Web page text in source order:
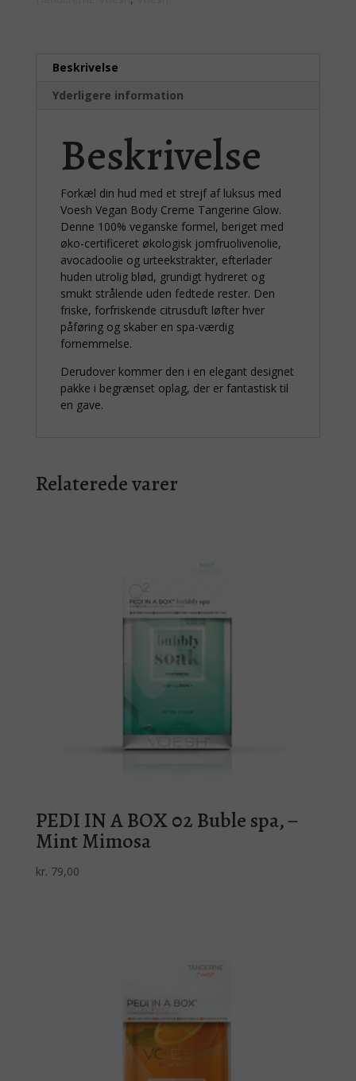
Beskrivelse
Yderligere information
Beskrivelse
Forkæl din hud med et strejf af luksus med
Voesh Vegan Body Creme Tangerine Glow.
Denne 100% veganske formel, beriget med
øko-certificeret økologisk jomfruolivenolie,
avocadoolie og urteekstrakter, efterlader
huden utrolig blød, grundigt hydreret og
smukt strålende uden fedtede rester. Den
friske, forfriskende citrusduft løfter hver
påføring og skaber en spa-værdig
fornemmelse.
Derudover kommer den i en elegant designet
pakke i begrænset oplag, der er fantastisk til
en gave.
Relaterede varer
PEDI IN A BOX 02 Buble spa, –
Mint Mimosa
kr. 79,00